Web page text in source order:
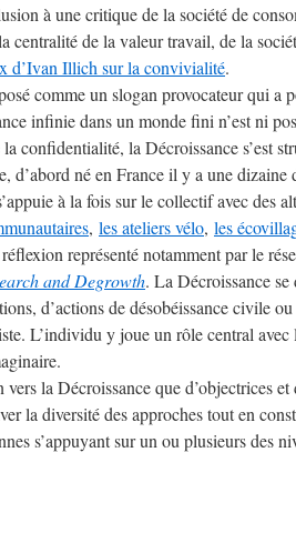
à une critique de la société de
centralité de la valeur travail, de la
d’Ivan Illich sur la convivialité.
comme un slogan provocateur qui a
infinie dans un monde fini n’est ni
confidentialité, la Décroissance s’est
d’abord né en France il y a une dizaine
à la fois sur le collectif avec des
, les ateliers vélo, les
représenté notamment par le
and Degrowth. La Décroissance
d’actions de désobéissance civile
L’individu y joue un rôle central
la Décroissance que d’objectrices et
la diversité des approches tout en
s’appuyant sur un ou plusieurs des